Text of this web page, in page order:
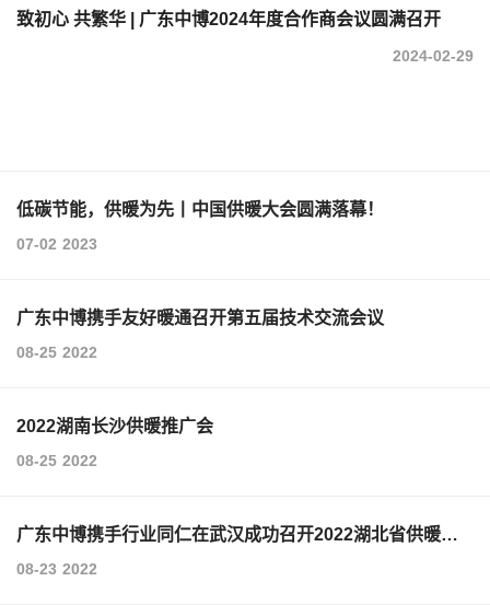
致初心 共繁华 | 广东中博2024年度合作商会议圆满召开
2024-02-29
低碳节能，供暖为先丨中国供暖大会圆满落幕！
07-02 2023
广东中博携手友好暖通召开第五届技术交流会议
08-25 2022
2022湖南长沙供暖推广会
08-25 2022
广东中博携手行业同仁在武汉成功召开2022湖北省供暖行
08-23 2022